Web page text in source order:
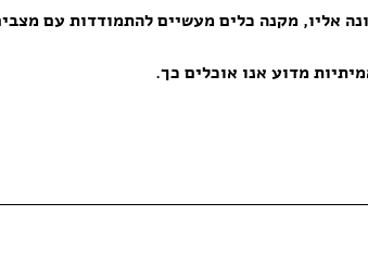
אליו, מקנה כלים מעשיים להתמודדות עם
מדוע אנו אוכלים כך.